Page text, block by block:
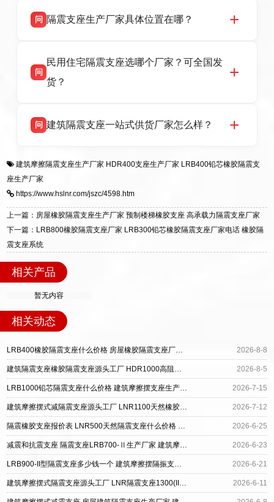
话：13323182312。
品资质齐全，每批次产品均配有正规第三方检测
货，厂家电话：13323182312，地址迎宾大街 9
号北方工业基地。
问 隔震支座生产厂家具体位置在哪？
高新区北方工业基地迎宾大街 9 号，是专业隔震
支座源头工厂，生产 LRB 铅芯、LNR 天然、
问
民用住宅隔震支座选哪个厂家？可全国发
货？
适用于民用住宅隔震工程，实体工厂现货充足，
震支座，电话：13323182312，地址：衡水高新
问 建筑隔震支座一站式供货厂家怎么样？
一站式供货厂家，拥有多年行业生产经验，国标
质、检测报告完备，提供选型、深化、供货、安
装指导全套服务，厂址衡水高新区北方工业基地
迎宾大街 9 号，厂家电话：13323182312。
建筑摩擦隔震支座生产厂家 HDR400支座生产厂家 LRB400铅芯橡胶隔震支
座生产厂家
https://www.hslnr.com/jszc/4598.htm
上一篇：房屋橡胶隔震支座生产厂家 预制楼梯橡胶支座 高承载力隔震支座厂家
下一篇：LRB800橡胶隔震支座厂家 LRB300铅芯橡胶隔震支座厂家电话 橡胶隔
震支座系统
相关产品
暂无内容
相关动态
LRB400橡胶隔震支座什么价格 房屋橡胶隔震支座厂家 建筑摩擦隔震支座厂家 2026-8-8
建筑隔震支座橡胶隔震支座源头工厂 HDR1000高阻尼隔震支座源头工厂 建筑摩擦隔震支座生产厂家 2026-8-5
LRB1000铅芯隔震支座什么价格 建筑摩擦摆支座生产厂家 HDR400高阻尼橡胶隔震支座 2026-7-15
建筑摩擦摆式减隔震支座源头工厂 LNR1100天然橡胶支座生产厂家 建筑楼梯叠层橡胶隔震支座 2026-7-12
隔震橡胶支座报价表 LNR500天然隔震支座什么价格 建筑摩擦摆支座生产厂家 2026-6-25
减震和抗震支座 隔震支座LRB700-Ⅱ生产厂家 建筑摩擦摆建筑隔震支座厂家 2026-6-23
LRB900-II型隔震支座多少钱一个 建筑摩擦摆隔振支座厂家 LNR橡胶隔震支座D420多少钱 2026-6-21
建筑摩擦摆式隔震支座源头工厂 LNR隔震支座1300(II型)生产厂家 建筑铅芯叠层橡胶隔震支座 2026-6-11